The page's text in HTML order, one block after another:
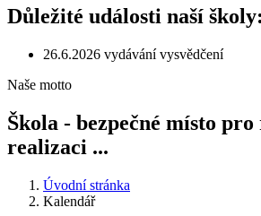
Důležité události naší školy:
26.6.2026 vydávání vysvědčení
Naše motto
Škola - bezpečné místo
realizaci ...
Úvodní stránka
Kalendář